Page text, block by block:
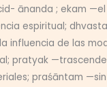
ānanda ; ekam
espiritual;
influencia de las
pratyak
praśāntam